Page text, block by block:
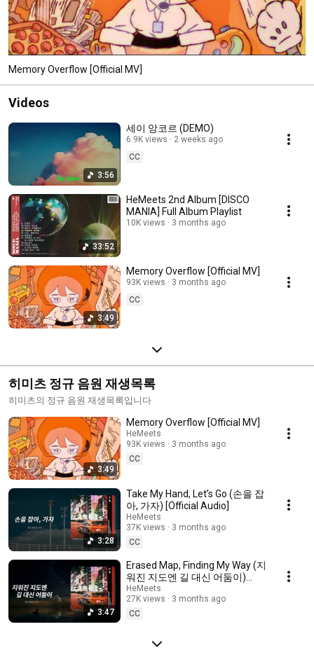
Memory Overflow [Official MV]
Videos
3:56
세이 앙코르 (DEMO)
6.9K views
2 weeks ago
CC
33:52
HeMeets 2nd Album [DISCO
MANIA] Full Album Playlist
10K views 3 months ago
3:49
Memory Overflow [Official MV]
93K views
3 months ago
CC
히미츠 정규 음원 재생목록
히미츠의 정규 음원 재생목록입니다
3:49
Memory Overflow [Official MV]
HeMeets
93K views
3 months ago
CC
3:28
Take My Hand, Let’s Go (손을 잡
아, 가자) [Official Audio]
HeMeets
37K views
3 months ago
CC
3:47
Erased Map, Finding My Way (지
워진 지도엔 길 대신 어둠이)
[Official Audio]
HeMeets
27K views
3 months ago
CC